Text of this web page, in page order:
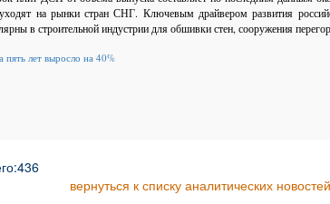
на рынки стран СНГ. Ключевым драйвером развития
в строительной индустрии для обшивки стен, сооружения
лет выросло на 40%
вернуться к списку аналитических новостей